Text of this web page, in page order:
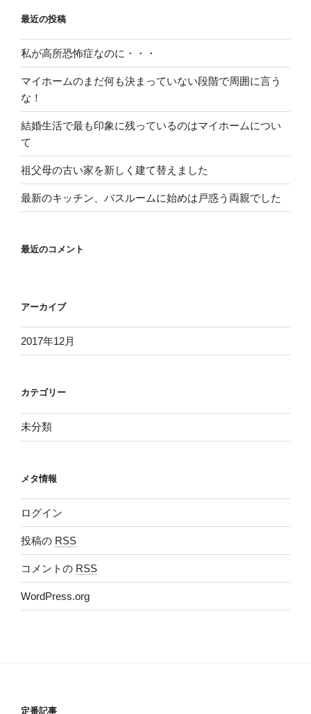
最近の投稿
私が高所恐怖症なのに・・・
マイホームのまだ何も決まっていない段階で周囲に言う
な！
結婚生活で最も印象に残っているのはマイホームについ
て
祖父母の古い家を新しく建て替えました
最新のキッチン、バスルームに始めは戸惑う両親でした
最近のコメント
アーカイブ
2017年12月
カテゴリー
未分類
メタ情報
ログイン
投稿の RSS
コメントの RSS
WordPress.org
定番記事